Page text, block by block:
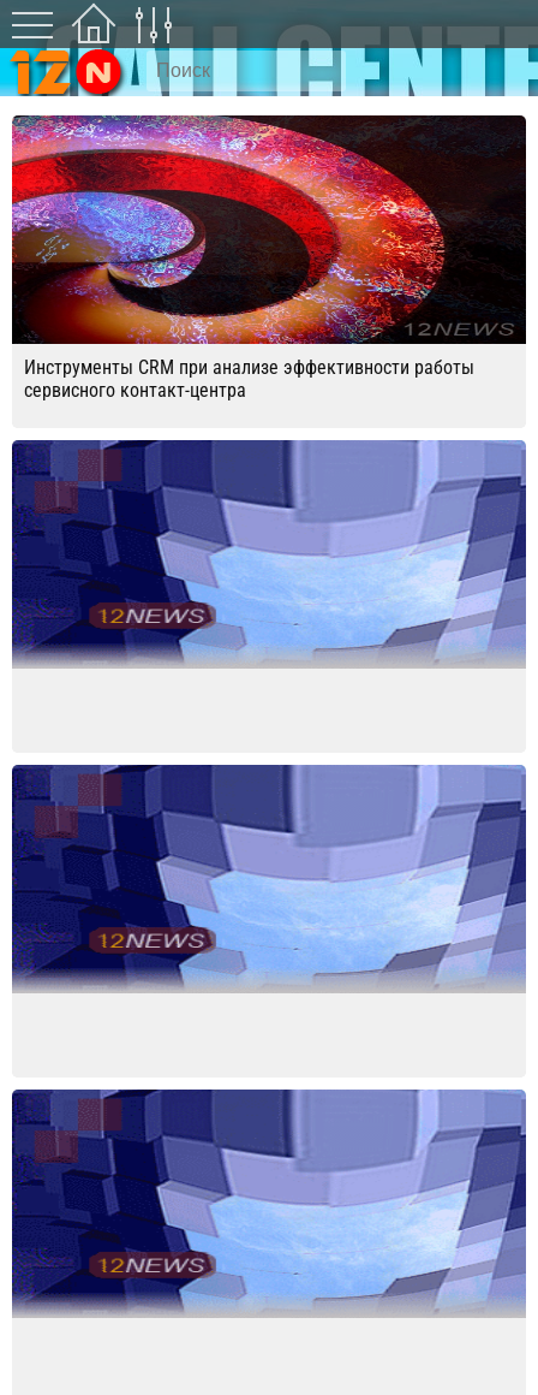
Инструменты CRM при анализе эффективности работы
сервисного контакт-центра